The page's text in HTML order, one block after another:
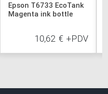
Epson T6733 EcoTank
Magenta ink bottle
10,62 € +PDV